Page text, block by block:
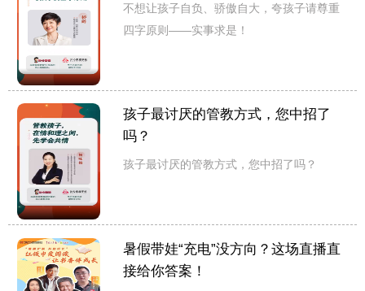
不想让孩子自负、骄傲自大，夸孩子请尊重
四字原则——实事求是！
孩子最讨厌的管教方式，您中招了
吗？
孩子最讨厌的管教方式，您中招了吗？
暑假带娃“充电”没方向？这场直播直
接给你答案！